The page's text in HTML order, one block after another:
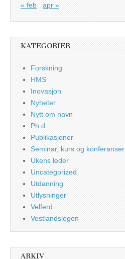
« feb
apr »
KATEGORIER
Forskning
HMS
Inovasjon
Nyheter
Nytt om navn
Ph.d
Publikasjoner
Seminar, kurs og konferanser
Ukens leder
Uncategorized
Utdanning
Utlysninger
Velferd
Vestlandslegen
ARKIV